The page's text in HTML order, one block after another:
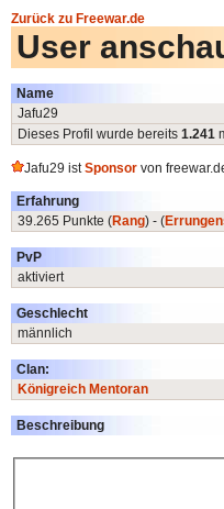
Zurück zu Freewar.de
User
Name
Jafu29
Dieses Profil wurde bereits 1.241
Jafu29 istSponsor von
Erfahrung
39.265 Punkte (Rang) - (
PvP
aktiviert
Geschlecht
männlich
Clan:
Königreich Mentoran
Beschreibung